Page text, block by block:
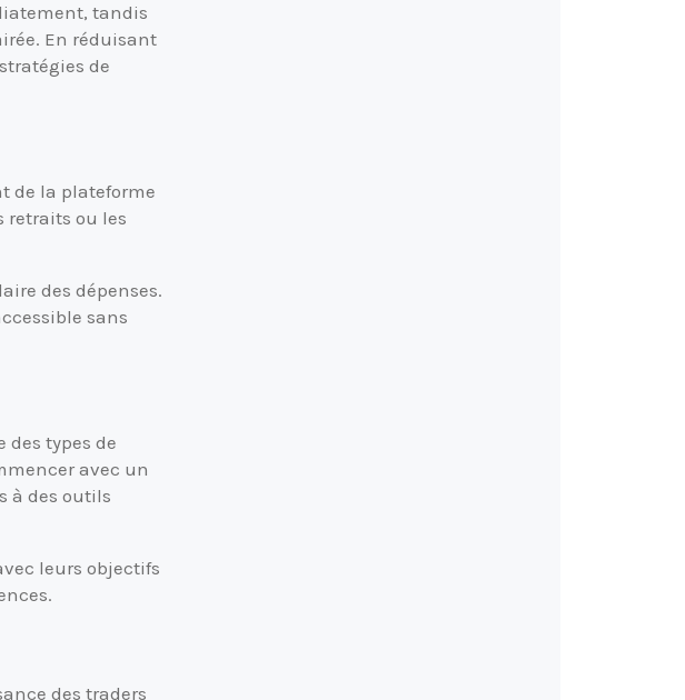
tandis
En réduisant
de
de la plateforme
retraits ou les
des dépenses.
sans
des types de
avec un
à des outils
leurs objectifs
des traders